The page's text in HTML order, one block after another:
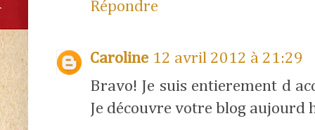
Répondre
Caroline 12 avril 2012 à 21:29
Bravo! Je suis entierement d
Je découvre votre blog aujourd